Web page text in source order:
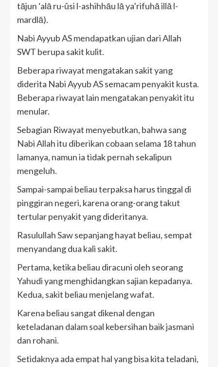
tājun ‘alā ru-ûsi l-ashihhāu lā ya’rifuhā illā l-
mardlā).
Nabi Ayyub AS mendapatkan ujian dari Allah
SWT berupa sakit kulit.
Beberapa riwayat mengatakan sakit yang
diderita Nabi Ayyub AS semacam penyakit kusta.
Beberapa riwayat lain mengatakan penyakit itu
menular.
Sebagian Riwayat menyebutkan, bahwa sang
Nabi Allah itu diberikan cobaan selama 18 tahun
lamanya, namun ia tidak pernah sekalipun
mengeluh.
Sampai-sampai beliau terpaksa harus tinggal di
pinggiran negeri, karena orang-orang takut
tertular penyakit yang dideritanya.
Rasulullah Saw sepanjang hayat beliau, sempat
menyandang dua kali sakit.
Pertama, ketika beliau diracuni oleh seorang
Yahudi yang menghidangkan sajian kepadanya.
Kedua, sakit beliau menjelang wafat.
Karena beliau sangat dikenal dengan
keteladanan dalam soal kebersihan baik jasmani
dan rohani.
Setidaknya ada empat hal yang bisa kita teladani,